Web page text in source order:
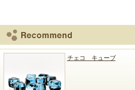
チェコ キューブ